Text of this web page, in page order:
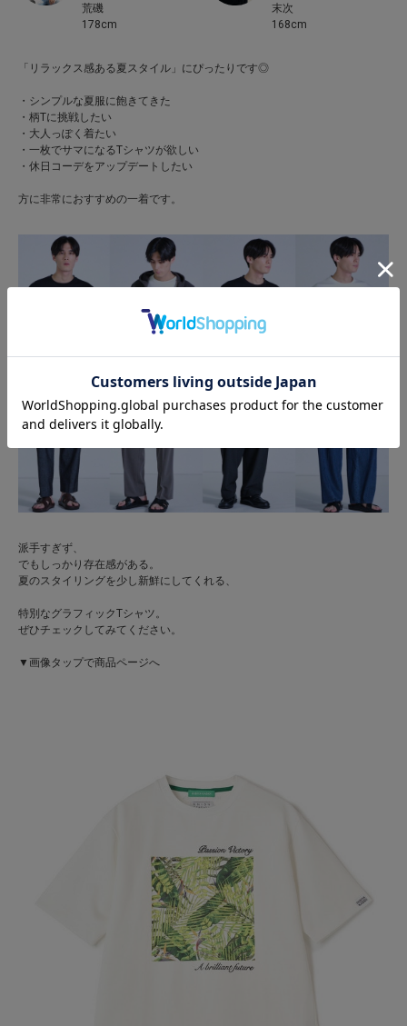
荒磯
178cm
末次
168cm
「リラックス感ある夏スタイル」にぴったりです◎
・シンプルな夏服に飽きてきた
・柄Tに挑戦したい
・大人っぽく着たい
・一枚でサマになるTシャツが欲しい
・休日コーデをアップデートしたい
方に非常におすすめの一着です。
派手すぎず、
でもしっかり存在感がある。
夏のスタイリングを少し新鮮にしてくれる、
特別なグラフィックTシャツ。
ぜひチェックしてみてください。
▼画像タップで商品ページへ